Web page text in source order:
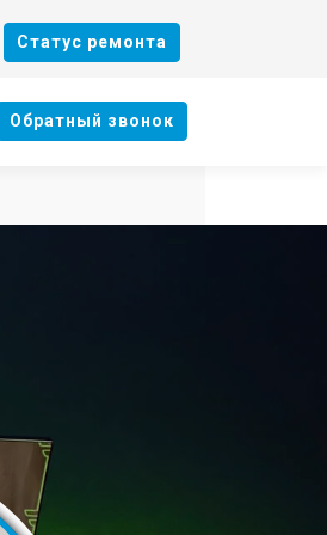
Cтатус ремонта
Oбратный звонок